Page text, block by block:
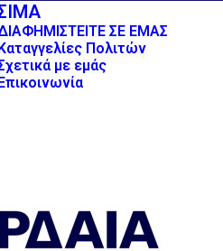
ΣΕ ΕΜΑΣ
Πολιτών
με εμάς